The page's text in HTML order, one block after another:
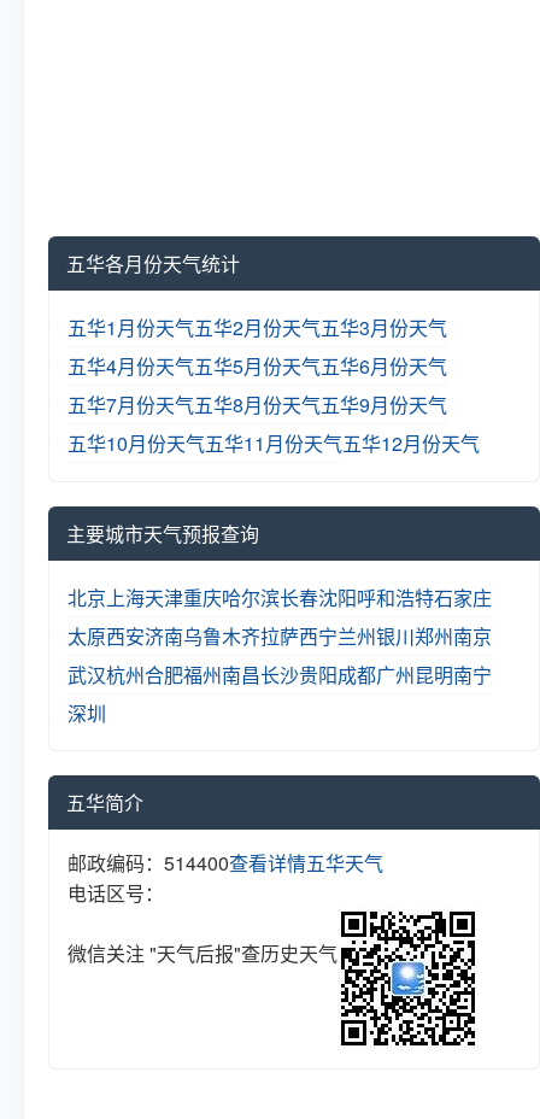
五华各月份天气统计
五华1月份天气五华2月份天气五华3月份天气
五华4月份天气五华5月份天气五华6月份天气
五华7月份天气五华8月份天气五华9月份天气
五华10月份天气五华11月份天气五华12月份天气
主要城市天气预报查询
北京 上海天津重庆哈尔滨长春沈阳呼和浩特石家庄
太原西安济南乌鲁木齐拉萨西宁兰州银川郑州南京
武汉杭州合肥福州南昌长沙贵阳成都广州昆明南宁
深圳
五华简介
邮政编码：514400
电话区号：
查看详情五华天气
微信关注 "天气后报"查历史天气